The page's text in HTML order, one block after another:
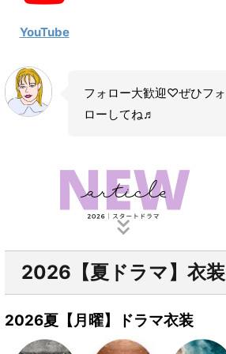
YouTube
フォロー大歓迎♡ぜひフォ
ローしてね♬
2026【夏ドラマ】衣装
2026夏【月曜】ドラマ衣装